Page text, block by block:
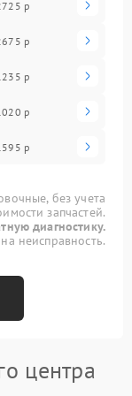
р
р
р
р
р
без учета
запчастей.
диагностику.
неисправность.
центра